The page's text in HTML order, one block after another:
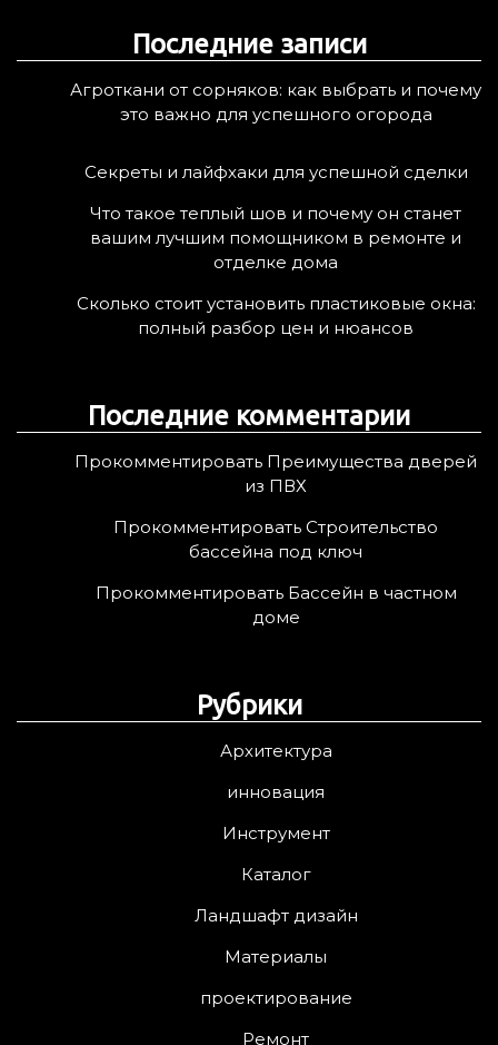
Последние записи
Агроткани от сорняков: как выбрать и почему
это важно для успешного огорода
Секреты и лайфхаки для успешной сделки
Что такое теплый шов и почему он станет
вашим лучшим помощником в ремонте и
отделке дома
Сколько стоит установить пластиковые окна:
полный разбор цен и нюансов
Последние комментарии
Прокомментировать Преимущества дверей
из ПВХ
Прокомментировать Строительство
бассейна под ключ
Прокомментировать Бассейн в частном
доме
Рубрики
Архитектура
инновация
Инструмент
Каталог
Ландшафт дизайн
Материалы
проектирование
Ремонт